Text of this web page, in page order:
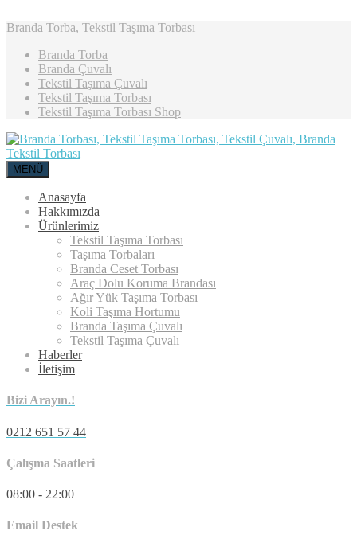
Branda Torba, Tekstil Taşıma Torbası
Branda Torba
Branda Çuvalı
Tekstil Taşıma Çuvalı
Tekstil Taşıma Torbası
Tekstil Taşıma Torbası Shop
MENÜ
Anasayfa
Hakkımızda
Ürünlerimiz
Tekstil Taşıma Torbası
Taşıma Torbaları
Branda Ceset Torbası
Araç Dolu Koruma Brandası
Ağır Yük Taşıma Torbası
Koli Taşıma Hortumu
Branda Taşıma Çuvalı
Tekstil Taşıma Çuvalı
Haberler
İletişim
Bizi Arayın.!
0212 651 57 44
Çalışma Saatleri
08:00 - 22:00
Email Destek